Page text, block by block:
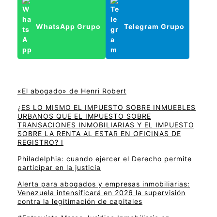
WhatsApp Grupo Telegram Grupo
«El abogado» de Henri Robert
¿ES LO MISMO EL IMPUESTO SOBRE INMUEBLES
URBANOS QUE EL IMPUESTO SOBRE
TRANSACIONES INMOBILIARIAS Y EL IMPUESTO
SOBRE LA RENTA AL ESTAR EN OFICINAS DE
REGISTRO? I
Philadelphia: cuando ejercer el Derecho permite
participar en la justicia
Alerta para abogados y empresas inmobiliarias:
Venezuela intensificará en 2026 la supervisión
contra la legitimación de capitales